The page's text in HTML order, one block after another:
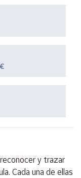
y trazar
Cada una de ellas